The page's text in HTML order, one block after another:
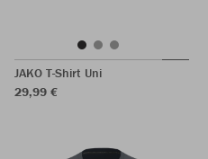
JAKO T-Shirt Uni
29,99 €